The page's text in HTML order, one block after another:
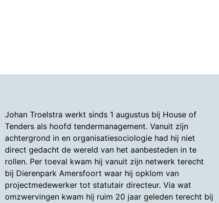
Johan Troelstra werkt sinds 1 augustus bij House of
Tenders als hoofd tendermanagement. Vanuit zijn
achtergrond in en organisatiesociologie had hij niet
direct gedacht de wereld van het aanbesteden in te
rollen. Per toeval kwam hij vanuit zijn netwerk terecht
bij Dierenpark Amersfoort waar hij opklom van
projectmedewerker tot statutair directeur. Via wat
omzwervingen kwam hij ruim 20 jaar geleden terecht bij